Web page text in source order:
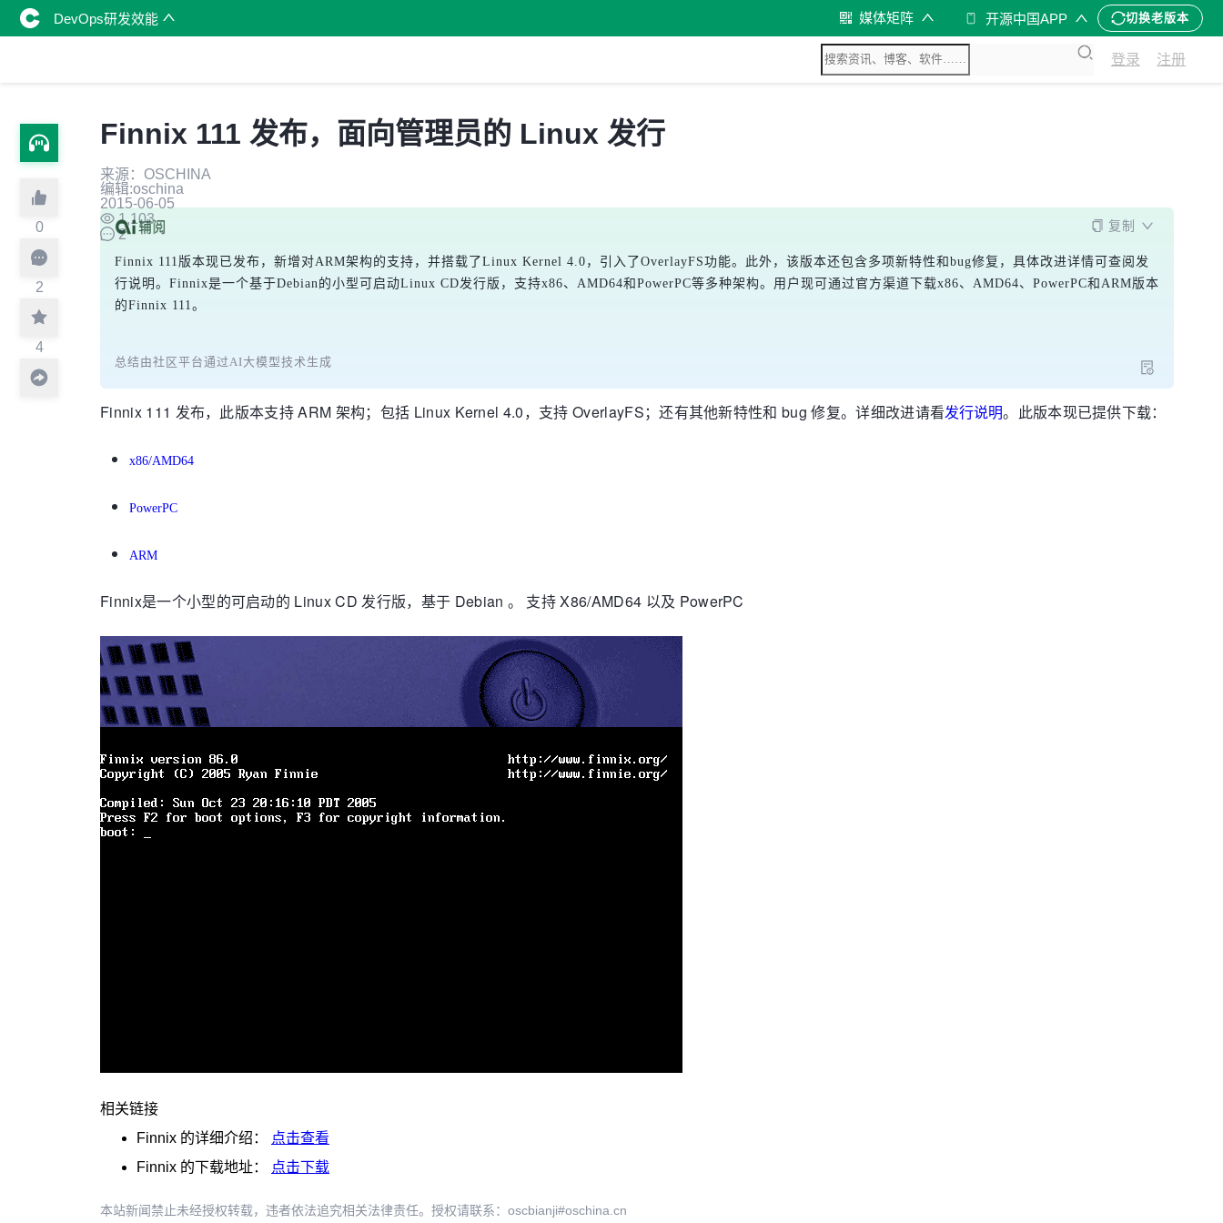
DevOps研发效能 媒体矩阵 开源中国APP 切换老版本
登录 注册
0
2
4
Finnix 111 发布，面向管理员的 Linux 发行
来源：OSCHINA
编辑:oschina
2015-06-05
1,103
2
复制
Finnix 111版本现已发布，新增对ARM架构的支持，并搭载了Linux Kernel 4.0，引入了OverlayFS功能。此外，该版本还包含多项新特性和bug修复，具体改进详情可查阅发
行说明。Finnix是一个基于Debian的小型可启动Linux CD发行版，支持x86、AMD64和PowerPC等多种架构。用户现可通过官方渠道下载x86、AMD64、PowerPC和ARM版本
的Finnix 111。
总结由社区平台通过AI大模型技术生成
Finnix 111 发布，此版本支持 ARM 架构；包括 Linux Kernel 4.0，支持 OverlayFS；还有其他新特性和 bug 修复。详细改进请看发行说明。此版本现已提供下载：
x86/AMD64
PowerPC
ARM
Finnix是一个小型的可启动的 Linux CD 发行版，基于 Debian 。 支持 X86/AMD64 以及 PowerPC
相关链接
Finnix 的详细介绍：
点击查看
Finnix 的下载地址： 点击下载
本站新闻禁止未经授权转载，违者依法追究相关法律责任。授权请联系：oscbianji#oschina.cn